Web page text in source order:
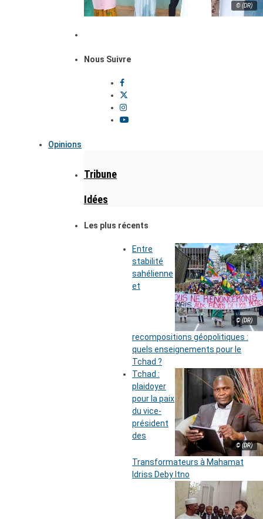
© (DR)
Nous Suivre
Opinions
Tribune
Idées
Les plus récents
© (DR)
Entre
stabilité
sahélienne
et
recompositions géopolitiques :
quels enseignements pour le
Tchad ?
© (DR)
Tchad :
plaidoyer
pour la paix
du vice-
président
des
Transformateurs à Mahamat
Idriss Deby Itno